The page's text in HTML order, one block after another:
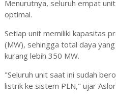
Menurutnya, seluruh empat
optimal.
Setiap unit memiliki kapasitas
(MW), sehingga total daya
kurang lebih 350 MW.
"Seluruh unit saat ini sudah
listrik ke sistem PLN," ujar